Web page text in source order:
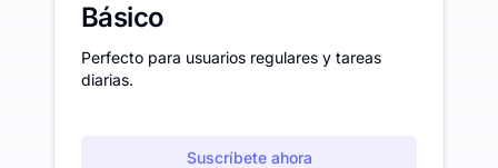
Básico
Perfecto para usuarios regulares y tareas
diarias.
Suscríbete ahora